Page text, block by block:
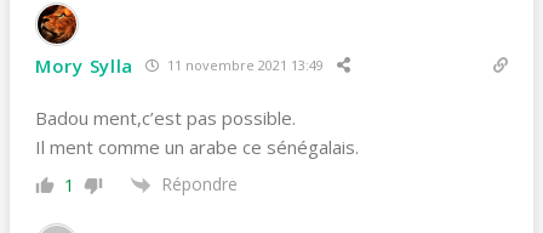
Mory Sylla 11 novembre 2021 13:49
Badou ment,c’est pas possible.
Il ment comme un arabe ce sénégalais.
1 Répondre